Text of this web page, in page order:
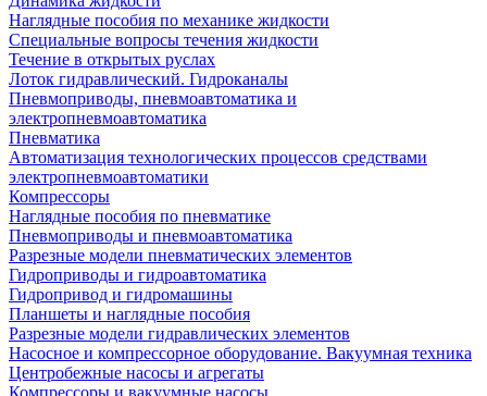
Наглядные пособия по механике жидкости
Специальные вопросы течения жидкости
Течение в открытых руслах
Лоток гидравлический. Гидроканалы
Пневмоприводы, пневмоавтоматика и
электропневмоавтоматика
Пневматика
Автоматизация технологических процессов средствами
электропневмоавтоматики
Компрессоры
Наглядные пособия по пневматике
Пневмоприводы и пневмоавтоматика
Разрезные модели пневматических элементов
Гидроприводы и гидроавтоматика
Гидропривод и гидромашины
Планшеты и наглядные пособия
Разрезные модели гидравлических элементов
Насосное и компрессорное оборудование. Вакуумная техника
Центробежные насосы и агрегаты
Компрессоры и вакуумные насосы